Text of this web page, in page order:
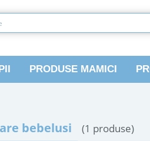
PRODUSE MAMICI
bebelusi (1 produse)